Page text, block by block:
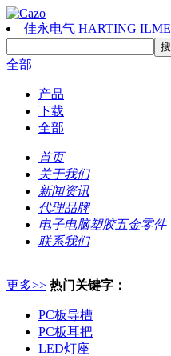
佳永电气 HARTING ILME
全部
产品
下载
全部
首页
关于我们
新闻资讯
代理品牌
电子电脑塑胶五金零件
联系我们
更多>> 热门关键字：
PC板导槽
PC板耳把
LED灯座